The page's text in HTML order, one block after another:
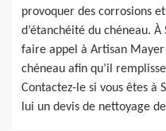
provoquer des corrosions
d’étanchéité du chéneau. À
faire appel à Artisan
chéneau afin qu’il
Contactez-le si vous êtes à
lui un devis de nettoyage